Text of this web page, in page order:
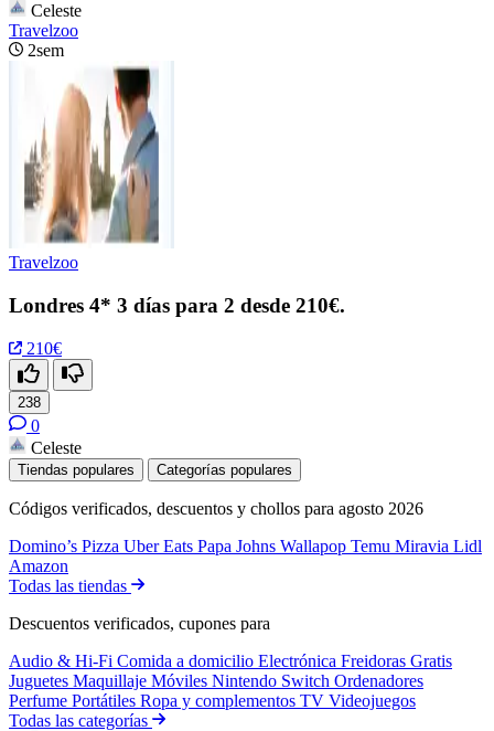
Celeste
Travelzoo
2sem
Travelzoo
Londres 4* 3 días para 2 desde 210€.
210€
238
0
Celeste
Tiendas populares Categorías populares
Códigos verificados, descuentos y chollos para agosto 2026
Domino’s Pizza Uber Eats Papa Johns Wallapop Temu Miravia Lidl
Amazon
Todas las tiendas
Descuentos verificados, cupones para
Audio & Hi-Fi Comida a domicilio Electrónica Freidoras Gratis
Juguetes Maquillaje Móviles Nintendo Switch Ordenadores
Perfume Portátiles Ropa y complementos TV Videojuegos
Todas las categorías